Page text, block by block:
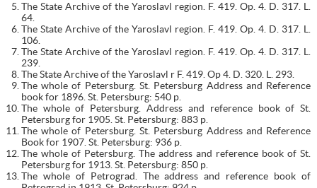
The State Archive of the Yaroslavl region. F. 419. Op. 4. D. 317. L.
64.
The State Archive of the Yaroslavl region. F. 419. Op. 4. D. 317. L.
106.
The State Archive of the Yaroslavl region. F. 419. Op. 4. D. 317. L.
239.
The State Archive of the Yaroslavl r F. 419. Op 4. D. 320. L. 293.
The whole of Petersburg. St. Petersburg Address and Reference
book for 1896. St. Petersburg: 540 p.
The whole of Petersburg. Address and reference book of St.
Petersburg for 1905. St. Petersburg: 883 p.
The whole of Petersburg. St. Petersburg Address and Reference
Book for 1907. St. Petersburg: 936 p.
The whole of Petersburg. The address and reference book of St.
Petersburg for 1913. St. Petersburg: 850 p.
The whole of Petrograd. The address and reference book of